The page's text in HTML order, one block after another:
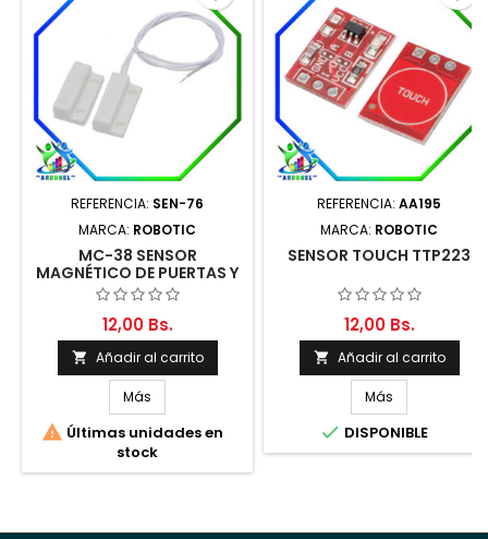
REFERENCIA: SEN-76
MARCA: ROBOTIC
MC-38 SENSOR
MAGNÉTICO DE PUERTAS Y
VENTANAS
12,00 Bs.
 Añadir al carrito
Más
 Últimas unidades en
stock
REFERENCIA: AA195
MARCA: ROBOTIC
SENSOR TOUCH TTP223
12,00 Bs.
 Añadir al carrito
Más
 DISPONIBLE